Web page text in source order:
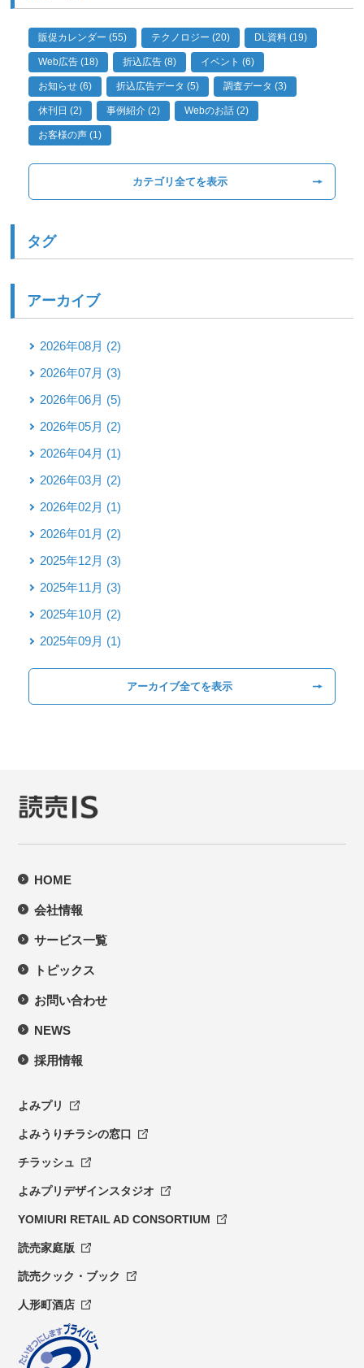
販促カレンダー (55) テクノロジー (20) DL資料 (19)
Web広告 (18) 折込広告 (8) イベント (6)
お知らせ (6) 折込広告データ (5) 調査データ (3)
休刊日 (2) 事例紹介 (2) Webのお話 (2)
お客様の声 (1)
カテゴリ全てを表示
タグ
アーカイブ
2026年08月 (2)
2026年07月 (3)
2026年06月 (5)
2026年05月 (2)
2026年04月 (1)
2026年03月 (2)
2026年02月 (1)
2026年01月 (2)
2025年12月 (3)
2025年11月 (3)
2025年10月 (2)
2025年09月 (1)
アーカイブ全てを表示
HOME
会社情報
サービス一覧
トピックス
お問い合わせ
NEWS
採用情報
よみプリ
よみうりチラシの窓口
チラッシュ
よみプリデザインスタジオ
YOMIURI RETAIL AD CONSORTIUM
読売家庭版
読売クック・ブック
人形町酒店